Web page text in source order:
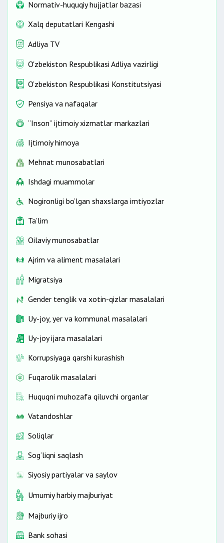
Normativ-huquqiy hujjatlar bazasi
Xalq deputatlari Kengashi
Adliya TV
O'zbekiston Respublikasi Adliya vazirligi
O‘zbekiston Respublikasi Konstitutsiyasi
Pensiya va nafaqalar
“Inson” ijtimoiy xizmatlar markazlari
Ijtimoiy himoya
Mehnat munosabatlari
Ishdagi muammolar
Nogironligi bo‘lgan shaxslarga imtiyozlar
Ta’lim
Oilaviy munosabatlar
Ajrim va aliment masalalari
Migratsiya
Gender tenglik va xotin-qizlar masalalari
Uy-joy, yer va kommunal masalalari
Uy-joy ijara masalalari
Korrupsiyaga qarshi kurashish
Fuqarolik masalalari
Huquqni muhozafa qiluvchi organlar
Vatandoshlar
Soliqlar
Sog‘liqni saqlash
Siyosiy partiyalar va saylov
Umumiy harbiy majburiyat
Majburiy ijro
Bank sohasi